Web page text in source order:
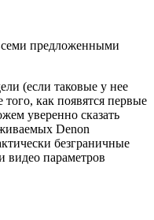
предложенными
(если таковые у нее
того, как появятся первые
уверенно сказать
Denon
безграничные
видео параметров